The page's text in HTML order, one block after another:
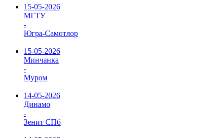
15-05-2026
МГТУ
-
Югра-Самотлор
15-05-2026
Минчанка
-
Муром
14-05-2026
Динамо
-
Зенит СПб